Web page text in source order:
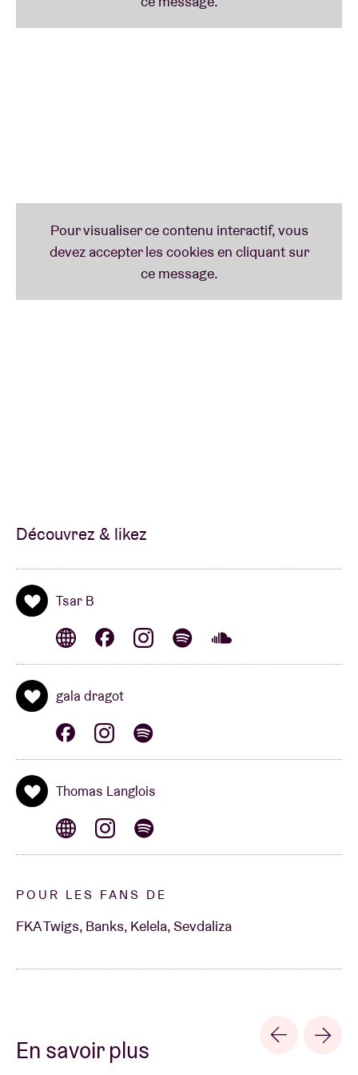
Découvrez & likez
Tsar B
gala dragot
Thomas Langlois
POUR LES FANS DE
FKA Twigs, Banks, Kelela, Sevdaliza
En savoir plus